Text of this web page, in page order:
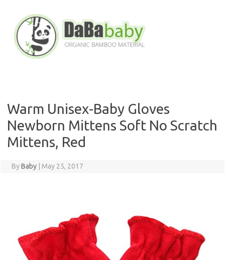
content
Warm Unisex-Baby Gloves
Newborn Mittens Soft No Scratch
Mittens, Red
ByBaby May 25, 2017